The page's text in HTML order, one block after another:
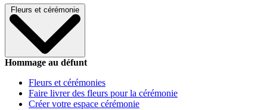
Fleurs et cérémonie
Hommage au défunt
Fleurs et cérémonies
Faire livrer des fleurs pour la cérémonie
Créer votre espace cérémonie